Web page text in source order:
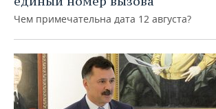
Чем примечательна дата 12 августа?